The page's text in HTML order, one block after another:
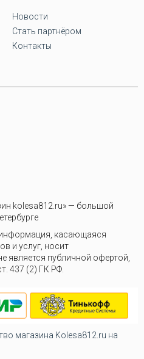
Новости
Стать партнёром
Контакты
kolesa812.ru» — большой
информация, касающаяся
и услуг, носит
является публичной офертой,
437 (2) ГК РФ.